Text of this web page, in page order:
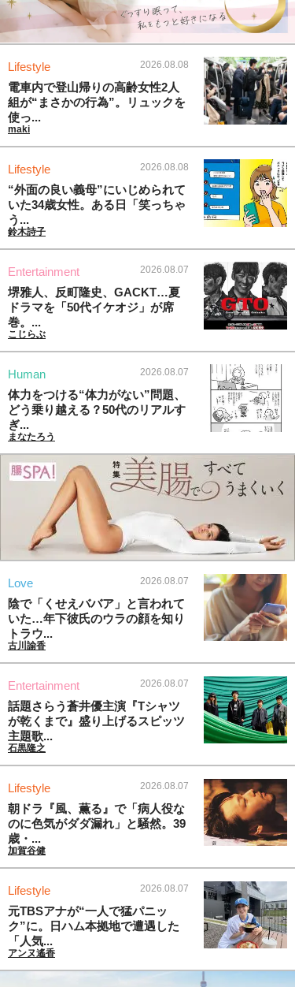
Lifestyle 2026.08.08
電車内で登山帰りの高齢女性2人
組が“まさかの行為”。リュックを
使っ...
maki
Lifestyle 2026.08.08
“外面の良い義母”にいじめられて
いた34歳女性。ある日「笑っちゃ
う...
鈴木詩子
Entertainment 2026.08.07
堺雅人、反町隆史、GACKT…夏
ドラマを「50代イケオジ」が席
巻。...
こじらぶ
Human 2026.08.07
体力をつける“体力がない”問題、
どう乗り越える？50代のリアルす
ぎ...
まなたろう
Love 2026.08.07
陰で「くせえババア」と言われて
いた…年下彼氏のウラの顔を知り
トラウ...
古川諭香
Entertainment 2026.08.07
話題さらう蒼井優主演『Tシャツ
が乾くまで』盛り上げるスピッツ
主題歌...
石黒隆之
Lifestyle 2026.08.07
朝ドラ『風、薫る』で「病人役な
のに色気がダダ漏れ」と騒然。39
歳・...
加賀谷健
Lifestyle 2026.08.07
元TBSアナが“一人で猛パニッ
ク”に。日ハム本拠地で遭遇した
「人気...
アンヌ遙香